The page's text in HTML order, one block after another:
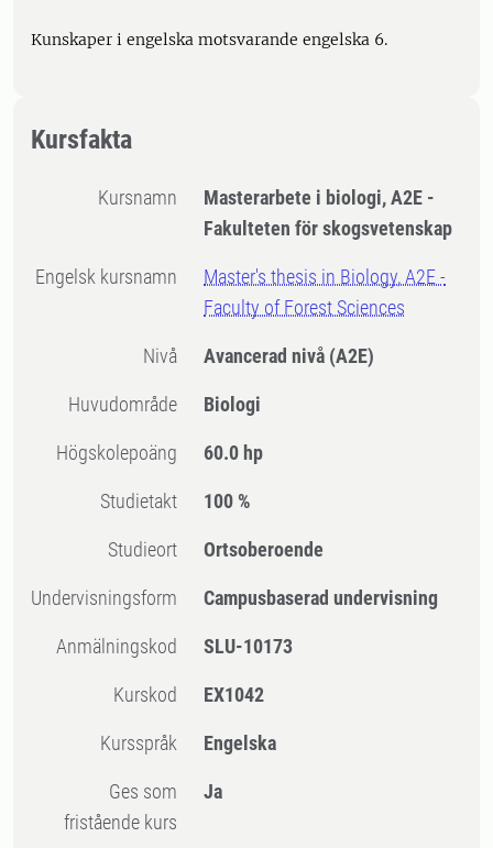
Kunskaper i engelska motsvarande engelska 6.
Kursfakta
Kursnamn
Masterarbete i biologi, A2E -
Fakulteten för skogsvetenskap
Engelsk kursnamn
Master's thesis in Biology, A2E -
Faculty of Forest Sciences
Nivå Avancerad nivå (A2E)
Huvudområde Biologi
högskolepoäng 60.0 hp
Studietakt 100 %
Studieort Ortsoberoende
Undervisningsform Campusbaserad undervisning
Anmälningskod SLU-10173
Kurskod EX1042
Kursspråk Engelska
Ges som
fristående kurs
Ja